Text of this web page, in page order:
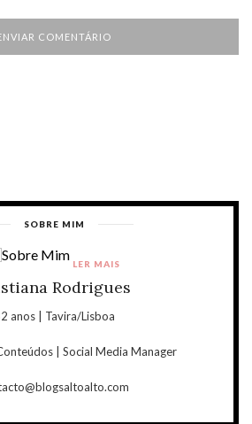
SOBRE MIM
Rodrigues
anos | Tavira/Lisboa
| Social Media Manager
LER MAIS